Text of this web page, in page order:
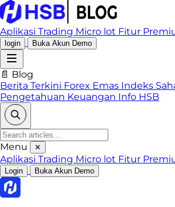
Aplikasi Trading Micro lot Fitur
login Buka Akun Demo
📄 Blog
Berita Terkini Forex Emas Indeks
Pengetahuan Keuangan Info HSB
Menu ✕
Aplikasi Trading Micro lot Fitur
Login Buka Akun Demo